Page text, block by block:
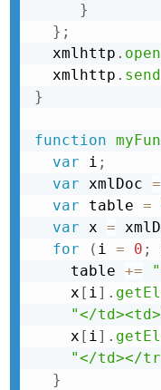
}
} ;
  xmlhttp
. open
  xmlhttp
. send
}
function
var i ;
var xmlDoc =
var table =
var x =
for
( i = 0 ;
    table
+=
    x
[ i] .
"</
    x
[ i] .
"</td></
}